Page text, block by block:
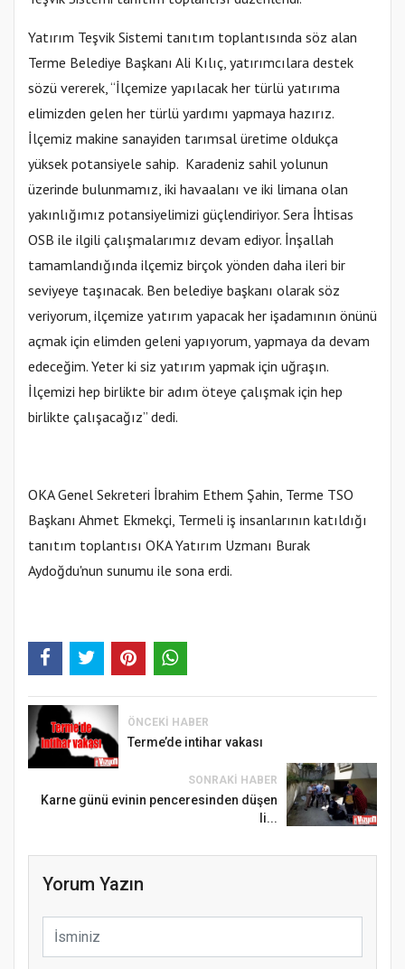
Yatırım Teşvik Sistemi tanıtım toplantısında söz alan
Terme Belediye Başkanı Ali Kılıç, yatırımcılara destek
sözü vererek, “İlçemize yapılacak her türlü yatırıma
elimizden gelen her türlü yardımı yapmaya hazırız.
İlçemiz makine sanayiden tarımsal üretime oldukça
yüksek potansiyele sahip. Karadeniz sahil yolunun
üzerinde bulunmamız, iki havaalanı ve iki limana olan
yakınlığımız potansiyelimizi güçlendiriyor. Sera İhtisas
OSB ile ilgili çalışmalarımız devam ediyor. İnşallah
tamamlandığında ilçemiz birçok yönden daha ileri bir
seviyeye taşınacak. Ben belediye başkanı olarak söz
veriyorum, ilçemize yatırım yapacak her işadamının önünü
açmak için elimden geleni yapıyorum, yapmaya da devam
edeceğim. Yeter ki siz yatırım yapmak için uğraşın.
İlçemizi hep birlikte bir adım öteye çalışmak için hep
birlikte çalışacağız” dedi.
OKA Genel Sekreteri İbrahim Ethem Şahin, Terme TSO
Başkanı Ahmet Ekmekçi, Termeli iş insanlarının katıldığı
tanıtım toplantısı OKA Yatırım Uzmanı Burak
Aydoğdu'nun sunumu ile sona erdi.
ÖNCEKI HABER
Terme’de intihar vakası
SONRAKI HABER
Karne günü evinin penceresinden düşen
li...
Yorum Yazın